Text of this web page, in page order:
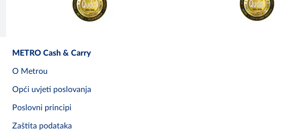
METRO Cash & Carry
O Metrou
Opći uvjeti poslovanja
Poslovni principi
Zaštita podataka